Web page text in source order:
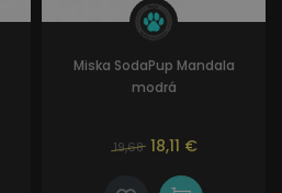
Miska SodaPup Mandala
modrá
19,68 18,11 €